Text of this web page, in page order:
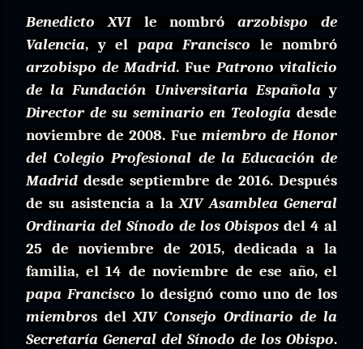
Benedicto XVIle nombróarzobispo de
Valencia, y el papa Francisco le nombró
arzobispo de Madrid. Fue Patrono vitalicio
de la Fundación Universitaria Españolay
Director de su seminario en Teología desde
noviembre de 2008. Fue miembro de Honor
del Colegio Profesional de la Educación de
Madrid desde septiembre de 2016. Después
de su asistencia a laXIV Asamblea General
Ordinaria del Sínodo de los Obisposdel 4 al
25 de noviembre de 2015, dedicada a la
familia, el 14 de noviembre de ese año, el
papa Francisco lo designó como uno de los
miembros delXIV Consejo Ordinario de la
Secretaría General del Sínodo de los Obispo.